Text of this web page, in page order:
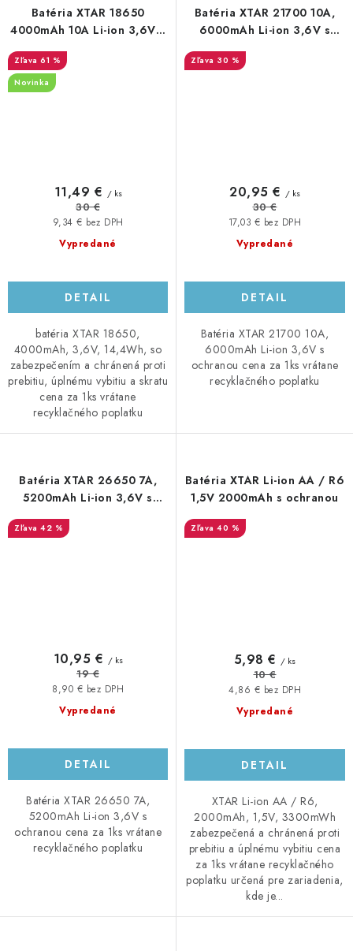
Batéria XTAR 18650
4000mAh 10A Li-ion 3,6V s
61 %
Novinka
Vypredané
9,34 € bez DPH
11,49 € / ks
30 €
DETAIL
batéria XTAR 18650,
4000mAh, 3,6V, 14,4Wh, so
zabezpečením a chránená proti
prebitiu, úplnému vybitiu a skratu
cena za 1ks vrátane
recyklačného poplatku
Batéria XTAR 21700 10A,
6000mAh Li-ion 3,6V s
30 %
Vypredané
17,03 € bez DPH
20,95 € / ks
30 €
DETAIL
Batéria XTAR 21700 10A,
6000mAh Li-ion 3,6V s
ochranou cena za 1ks vrátane
recyklačného poplatku
Batéria XTAR 26650 7A,
5200mAh Li-ion 3,6V s
42 %
Vypredané
8,90 € bez DPH
10,95 € / ks
19 €
DETAIL
Batéria XTAR 26650 7A,
5200mAh Li-ion 3,6V s
ochranou cena za 1ks vrátane
recyklačného poplatku
Batéria XTAR Li-ion AA / R6
1,5V 2000mAh s ochranou
40 %
Vypredané
4,86 € bez DPH
5,98 € / ks
10 €
DETAIL
XTAR Li-ion AA / R6,
2000mAh, 1,5V, 3300mWh
zabezpečená a chránená proti
prebitiu a úplnému vybitiu cena
za 1ks vrátane recyklačného
poplatku určená pre zariadenia,
kde je...